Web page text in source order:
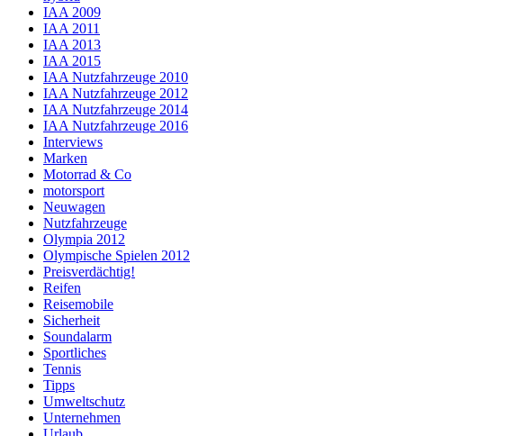
IAA 2009
IAA 2011
IAA 2013
IAA 2015
IAA Nutzfahrzeuge 2010
IAA Nutzfahrzeuge 2012
IAA Nutzfahrzeuge 2014
IAA Nutzfahrzeuge 2016
Interviews
Marken
Motorrad & Co
motorsport
Neuwagen
Nutzfahrzeuge
Olympia 2012
Olympische Spielen 2012
Preisverdächtig!
Reifen
Reisemobile
Sicherheit
Soundalarm
Sportliches
Tennis
Tipps
Umweltschutz
Unternehmen